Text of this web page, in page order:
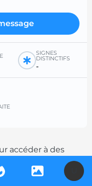
SIGNES
DISTINCTIFS
-
accéder à des
chances de